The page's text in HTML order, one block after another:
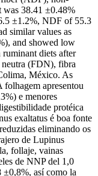
was 38.41 ±0.48%
±1.2%, NDF of 55.3
similar values as
and showed low
diets after
neutra (FDN), fibra
México. As
apresentou
e menores
protéica
exaltatus é boa fonte
eliminando os
de Lupinus
follaje, vainas
de NNP del 1,0
así como la